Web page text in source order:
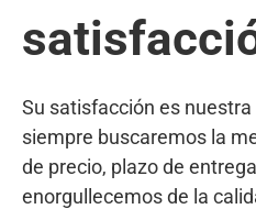
Su satisfacción es
siempre buscaremos la
de precio, plazo de
enorgullecemos de la